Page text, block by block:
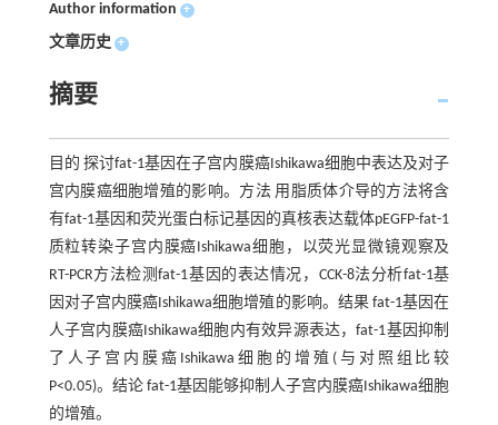
Author information +
文章历史 +
摘要
目的 探讨fat-1基因在子宫内膜癌Ishikawa细胞中表达及对子
宫内膜癌细胞增殖的影响。方法 用脂质体介导的方法将含
有fat-1基因和荧光蛋白标记基因的真核表达载体pEGFP-fat-1
质粒转染子宫内膜癌Ishikawa细胞，以荧光显微镜观察及
RT-PCR方法检测fat-1基因的表达情况，CCK-8法分析fat-1基
因对子宫内膜癌Ishikawa细胞增殖的影响。结果 fat-1基因在
人子宫内膜癌Ishikawa细胞内有效异源表达，fat-1基因抑制
了人子宫内膜癌Ishikawa细胞的增殖(与对照组比较
P<0.05)。结论 fat-1基因能够抑制人子宫内膜癌Ishikawa细胞
的增殖。